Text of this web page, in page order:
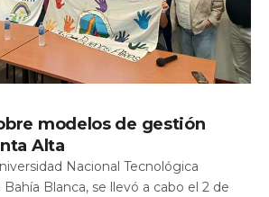
modelos de gestión
Alta
Nacional Tecnológica
Blanca, se llevó a cabo el 2 de